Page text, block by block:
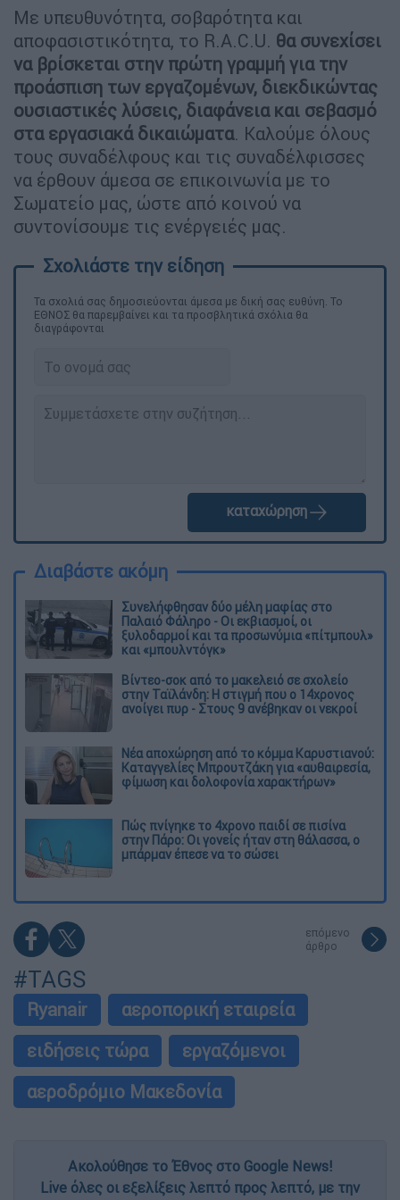
Με υπευθυνότητα, σοβαρότητα και
αποφασιστικότητα, το R.A.C.U. θα συνεχίσει
να βρίσκεται στην πρώτη γραμμή για την
προάσπιση των εργαζομένων, διεκδικώντας
ουσιαστικές λύσεις, διαφάνεια και σεβασμό
στα εργασιακά δικαιώματα. Καλούμε όλους
τους συναδέλφους και τις συναδέλφισσες
να έρθουν άμεσα σε επικοινωνία με το
Σωματείο μας, ώστε από κοινού να
συντονίσουμε τις ενέργειές μας.
Τα σχολιά σας δημοσιεύονται άμεσα με δική σας ευθύνη. Το
ΕΘΝΟΣ θα παρεμβαίνει και τα προσβλητικά σχόλια θα
διαγράφονται
καταχώρηση
Διαβάστε ακόμη
Συνελήφθησαν δύο μέλη μαφίας στο
Παλαιό Φάληρο - Οι εκβιασμοί, οι
ξυλοδαρμοί και τα προσωνύμια «πίτμπουλ»
και «μπουλντόγκ»
Βίντεο-σοκ από το μακελειό σε σχολείο
στην Ταϊλάνδη: Η στιγμή που ο 14χρονος
ανοίγει πυρ - Στους 9 ανέβηκαν οι νεκροί
Νέα αποχώρηση από το κόμμα Καρυστιανού:
Καταγγελίες Μπρουτζάκη για «αυθαιρεσία,
φίμωση και δολοφονία χαρακτήρων»
Πώς πνίγηκε το 4χρονο παιδί σε πισίνα
στην Πάρο: Οι γονείς ήταν στη θάλασσα, ο
μπάρμαν έπεσε να το σώσει
επόμενο
άρθρο
#TAGS
Ryanair
αεροπορική εταιρεία
ειδήσεις τώρα
εργαζόμενοι
αεροδρόμιο Μακεδονία
Ακολούθησε το Έθνος στο Google News!
Live όλες οι εξελίξεις λεπτό προς λεπτό, με την